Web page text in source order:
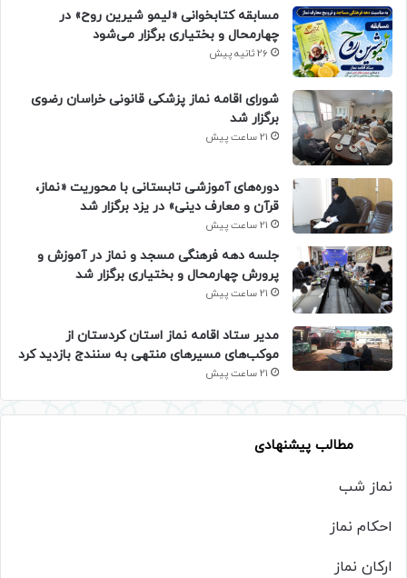
مسابقه کتابخوانی «لیمو شیرین روح» در
چهارمحال و بختیاری برگزار می‌شود
26 ثانیه پیش
شورای اقامه نماز پزشکی قانونی خراسان رضوی
برگزار شد
21 ساعت پیش
دوره‌های آموزشی تابستانی با محوریت «نماز،
قرآن و معارف دینی» در یزد برگزار شد
21 ساعت پیش
جلسه دهه فرهنگی مسجد و نماز در آموزش و
پرورش چهارمحال و بختیاری برگزار شد
21 ساعت پیش
مدیر ستاد اقامه نماز استان کردستان از
موکب‌های مسیرهای منتهی به سنندج بازدید کرد
21 ساعت پیش
مطالب پیشنهادی
نماز شب
احکام نماز
ارکان نماز